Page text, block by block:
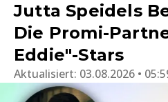
Jutta Speidels
Die Promi-
Eddie"-Stars
Aktualisiert: 03.08.2026 •